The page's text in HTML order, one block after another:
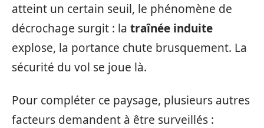
atteint un certain seuil, le phénomène de
décrochage surgit : la traînée induite
explose, la portance chute brusquement. La
sécurité du vol se joue là.
Pour compléter ce paysage, plusieurs autres
facteurs demandent à être surveillés :